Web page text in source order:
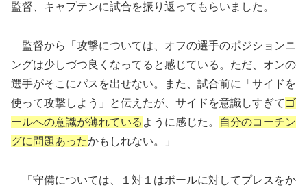
監督、キャプテンに試合を振り返ってもらいました。
監督から「攻撃については、オフの選手のポジションニ
ングは少しづつ良くなってると感じている。ただ、オンの
選手がそこにパスを出せない。また、試合前に「サイドを
使って攻撃しよう」と伝えたが、サイドを意識しすぎて ゴ
ールへの意識が薄れている ように感じた。
自分のコーチン
グに問題あったかもしれない。」
「守備については、１対１はボールに対してプレスをか